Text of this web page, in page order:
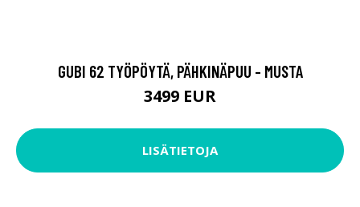
GUBI 62 TYÖPÖYTÄ, PÄHKINÄPUU - MUSTA
3499 EUR
LISÄTIETOJA